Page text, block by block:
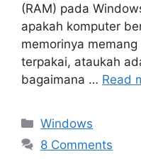
(RAM) pada
apakah komputer
memorinya
terpakai, ataukah
bagaimana … Read
Categories
Windows
8 Comments